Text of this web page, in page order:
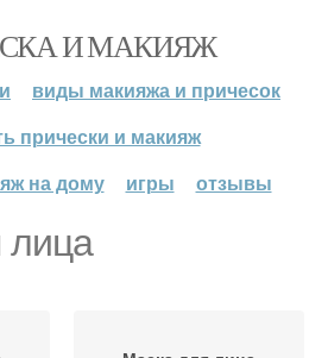
И МАКИЯЖ
виды макияжа и причесок
прически и макияж
на дому
игры отзывы
лица